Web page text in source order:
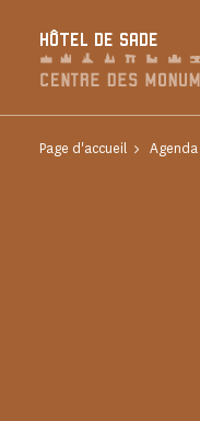
HÔTEL DE SADE
Page d'accueil Agenda